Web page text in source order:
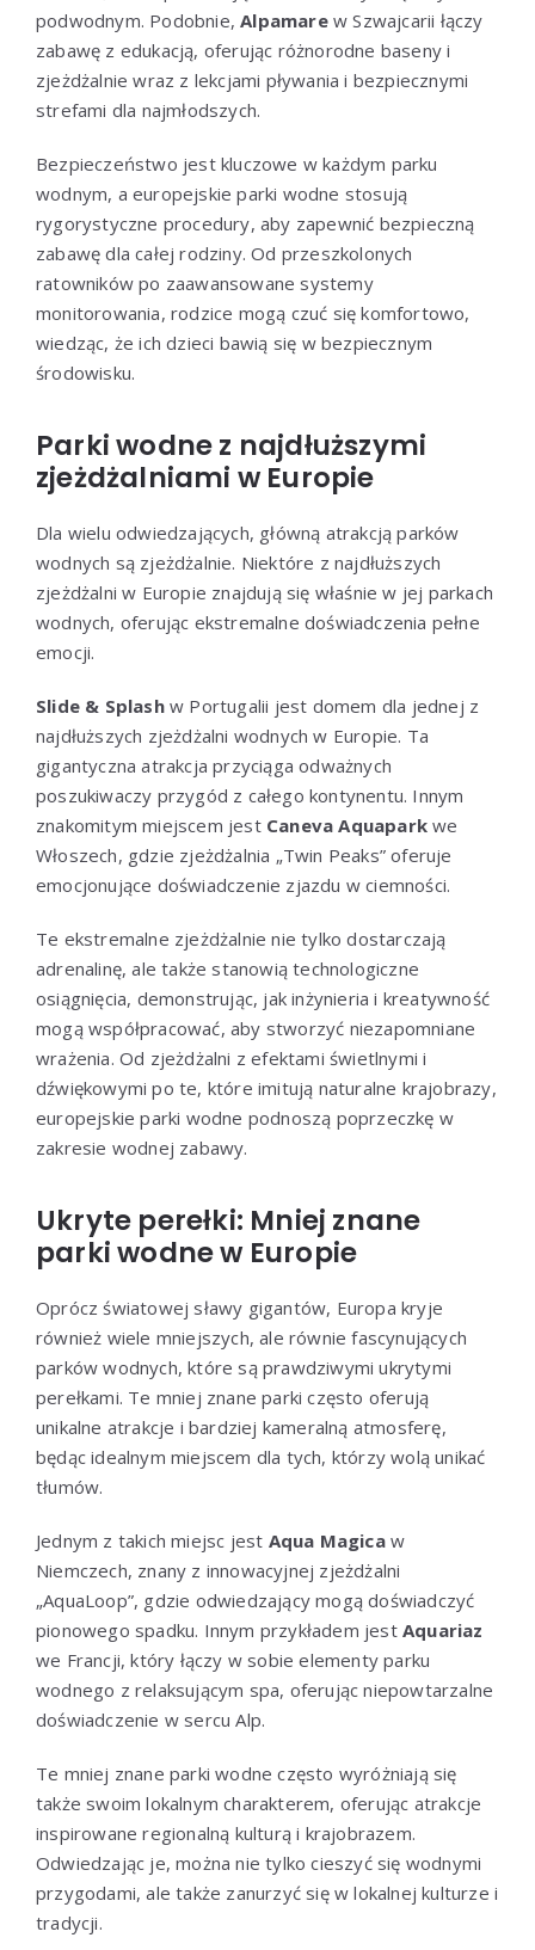
podwodnym. Podobnie,Alpamarew Szwajcarii łączy
zabawę z edukacją, oferując różnorodne baseny i
zjeżdżalnie wraz z lekcjami pływania i bezpiecznymi
strefami dla najmłodszych.
Bezpieczeństwo jest kluczowe w każdym parku
wodnym, a europejskie parki wodne stosują
rygorystyczne procedury, aby zapewnić bezpieczną
zabawę dla całej rodziny. Od przeszkolonych
ratowników po zaawansowane systemy
monitorowania, rodzice mogą czuć się komfortowo,
wiedząc, że ich dzieci bawią się w bezpiecznym
środowisku.
Parki wodne z najdłuższymi
zjeżdżalniami w Europie
Dla wielu odwiedzających, główną atrakcją parków
wodnych są zjeżdżalnie. Niektóre z najdłuższych
zjeżdżalni w Europie znajdują się właśnie w jej parkach
wodnych, oferując ekstremalne doświadczenia pełne
emocji.
Slide & Splashw Portugalii jest domem dla jednej z
najdłuższych zjeżdżalni wodnych w Europie. Ta
gigantyczna atrakcja przyciąga odważnych
poszukiwaczy przygód z całego kontynentu. Innym
znakomitym miejscem jest Caneva Aquapark we
Włoszech, gdzie zjeżdżalnia „Twin Peaks” oferuje
emocjonujące doświadczenie zjazdu w ciemności.
Te ekstremalne zjeżdżalnie nie tylko dostarczają
adrenalinę, ale także stanowią technologiczne
osiągnięcia, demonstrując, jak inżynieria i kreatywność
mogą współpracować, aby stworzyć niezapomniane
wrażenia. Od zjeżdżalni z efektami świetlnymi i
dźwiękowymi po te, które imitują naturalne krajobrazy,
europejskie parki wodne podnoszą poprzeczkę w
zakresie wodnej zabawy.
Ukryte perełki: Mniej znane
parki wodne w Europie
Oprócz światowej sławy gigantów, Europa kryje
również wiele mniejszych, ale równie fascynujących
parków wodnych, które są prawdziwymi ukrytymi
perełkami. Te mniej znane parki często oferują
unikalne atrakcje i bardziej kameralną atmosferę,
będąc idealnym miejscem dla tych, którzy wolą unikać
tłumów.
Jednym z takich miejsc jest Aqua Magicaw
Niemczech, znany z innowacyjnej zjeżdżalni
„AquaLoop”, gdzie odwiedzający mogą doświadczyć
pionowego spadku. Innym przykładem jest Aquariaz
we Francji, który łączy w sobie elementy parku
wodnego z relaksującym spa, oferując niepowtarzalne
doświadczenie w sercu Alp.
Te mniej znane parki wodne często wyróżniają się
także swoim lokalnym charakterem, oferując atrakcje
inspirowane regionalną kulturą i krajobrazem.
Odwiedzając je, można nie tylko cieszyć się wodnymi
przygodami, ale także zanurzyć się w lokalnej kulturze i
tradycji.